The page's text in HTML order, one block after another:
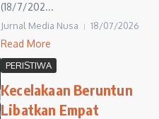
(18/7/202...
Jurnal Media Nusa 18/07/2026
Read More
PERISTIWA
Kecelakaan Beruntun
Libatkan Empat